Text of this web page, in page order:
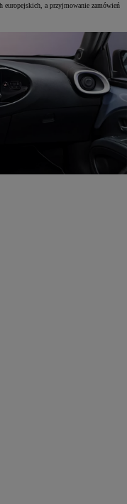
europejskich, a przyjmowanie zamówień